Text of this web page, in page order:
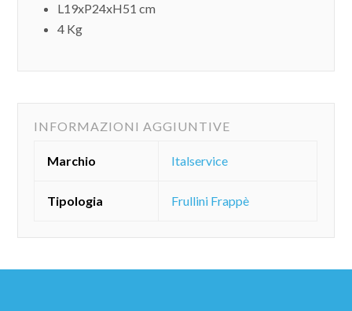
L19xP24xH51 cm
4 Kg
INFORMAZIONI AGGIUNTIVE
Marchio Italservice
Tipologia Frullini Frappè